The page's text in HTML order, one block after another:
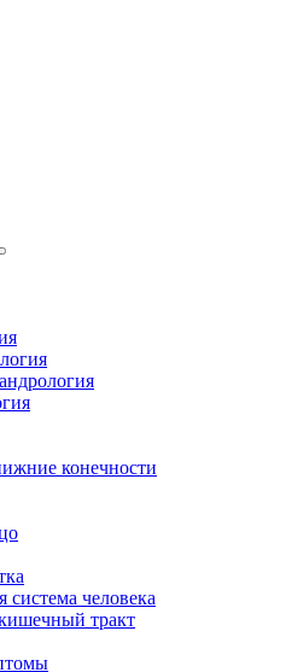
конечности
система человека
тракт